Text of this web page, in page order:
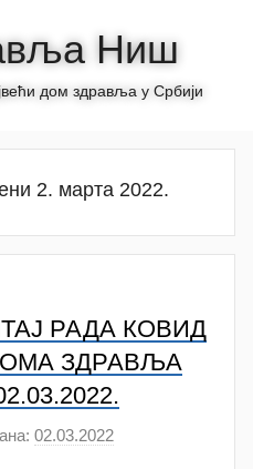
Ниш
дом здравља у Србији
2. марта 2022.
РАДА КОВИД
ЗДРАВЉА
02.03.2022а